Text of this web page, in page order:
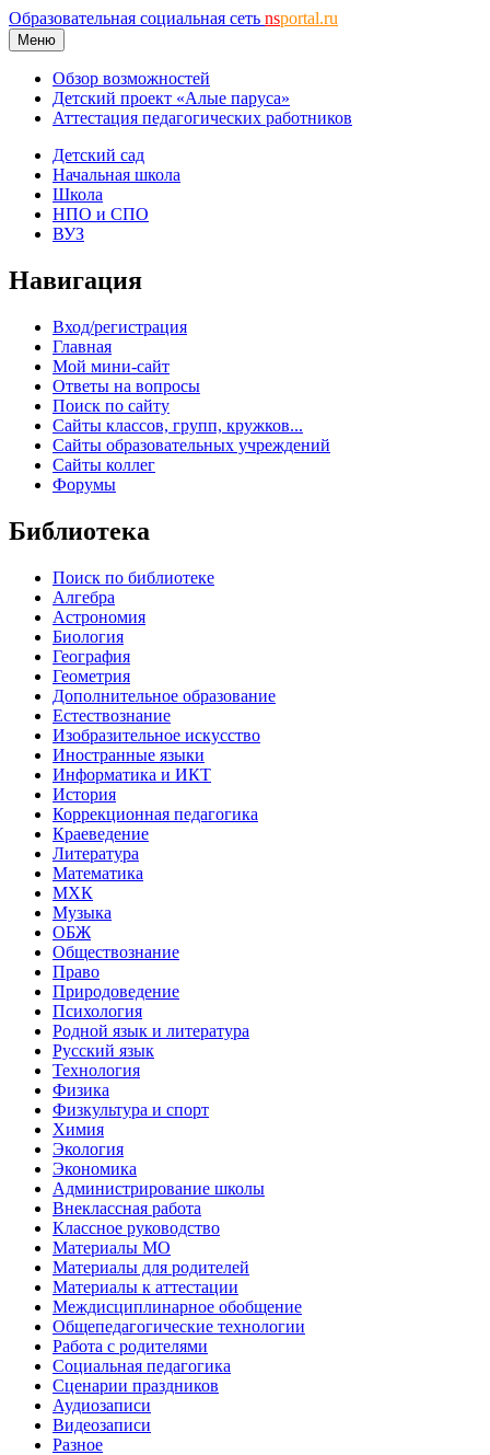
Образовательная социальная сеть nsportal.ru
Меню
Обзор возможностей
Детский проект «Алые паруса»
Аттестация педагогических работников
Детский сад
Начальная школа
Школа
НПО и СПО
ВУЗ
Навигация
Вход/регистрация
Главная
Мой мини-сайт
Ответы на вопросы
Поиск по сайту
Сайты классов, групп, кружков...
Сайты образовательных учреждений
Сайты коллег
Форумы
Библиотека
Поиск по библиотеке
Алгебра
Астрономия
Биология
География
Геометрия
Дополнительное образование
Естествознание
Изобразительное искусство
Иностранные языки
Информатика и ИКТ
История
Коррекционная педагогика
Краеведение
Литература
Математика
МХК
Музыка
ОБЖ
Обществознание
Право
Природоведение
Психология
Родной язык и литература
Русский язык
Технология
Физика
Физкультура и спорт
Химия
Экология
Экономика
Администрирование школы
Внеклассная работа
Классное руководство
Материалы МО
Материалы для родителей
Материалы к аттестации
Междисциплинарное обобщение
Общепедагогические технологии
Работа с родителями
Социальная педагогика
Сценарии праздников
Аудиозаписи
Видеозаписи
Разное